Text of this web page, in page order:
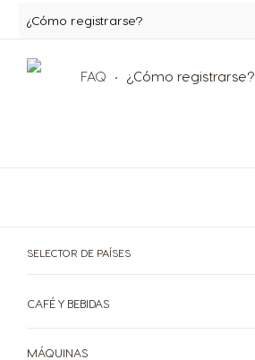
¿Cómo registrarse?
FAQ ¿Cómo registrarse?
SELECTOR DE PAÍSES
CAFÉ Y BEBIDAS
MÁQUINAS